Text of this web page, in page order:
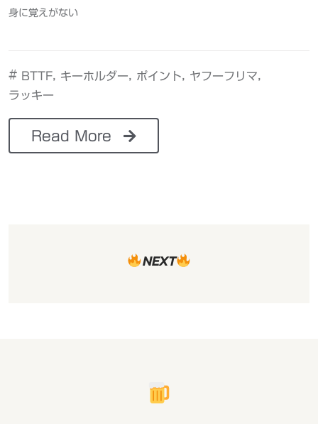
身に覚えがない
# BTTF キーホルダー ポイント ヤフーフリマ
ラッキー
Read More
NEXT